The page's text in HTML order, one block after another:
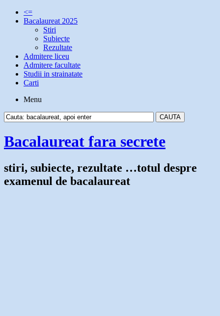
<=
Bacalaureat 2025
Stiri
Subiecte
Rezultate
Admitere liceu
Admitere facultate
Studii in strainatate
Carti
Menu
Bacalaureat fara secrete
stiri, subiecte, rezultate …totul despre
examenul de bacalaureat